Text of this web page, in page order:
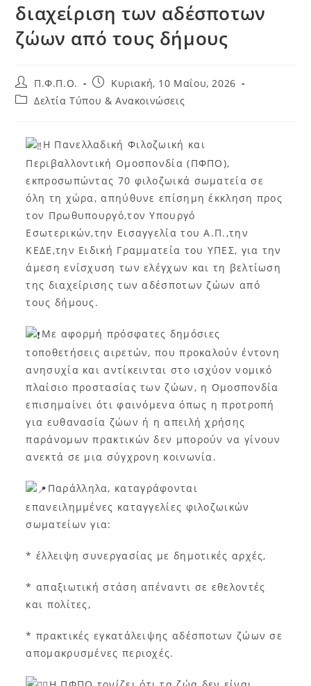
διαχείριση των αδέσποτων
ζώων από τους δήμους
Π.Φ.Π.Ο.
Κυριακή, 10 Μαΐου, 2026
Δελτία Τύπου & Ανακοινώσεις
Η Πανελλαδική Φιλοζωική και
Περιβαλλοντική Ομοσπονδία (ΠΦΠΟ),
εκπροσωπώντας 70 φιλοζωικά σωματεία σε
όλη τη χώρα, απηύθυνε επίσημη έκκληση προς
τον Πρωθυπουργό,τον Υπουργό
Εσωτερικών,την Εισαγγελία του Α.Π.,την
ΚΕΔΕ,την Ειδική Γραμματεία του ΥΠΕΣ, για την
άμεση ενίσχυση των ελέγχων και τη βελτίωση
της διαχείρισης των αδέσποτων ζώων από
τους δήμους.
Με αφορμή πρόσφατες δημόσιες
τοποθετήσεις αιρετών, που προκαλούν έντονη
ανησυχία και αντίκεινται στο ισχύον νομικό
πλαίσιο προστασίας των ζώων, η Ομοσπονδία
επισημαίνει ότι φαινόμενα όπως η προτροπή
για ευθανασία ζώων ή η απειλή χρήσης
παράνομων πρακτικών δεν μπορούν να γίνουν
ανεκτά σε μια σύγχρονη κοινωνία.
Παράλληλα, καταγράφονται
επανειλημμένες καταγγελίες φιλοζωικών
σωματείων για:
* έλλειψη συνεργασίας με δημοτικές αρχές,
* απαξιωτική στάση απέναντι σε εθελοντές
και πολίτες,
* πρακτικές εγκατάλειψης αδέσποτων ζώων σε
απομακρυσμένες περιοχές.